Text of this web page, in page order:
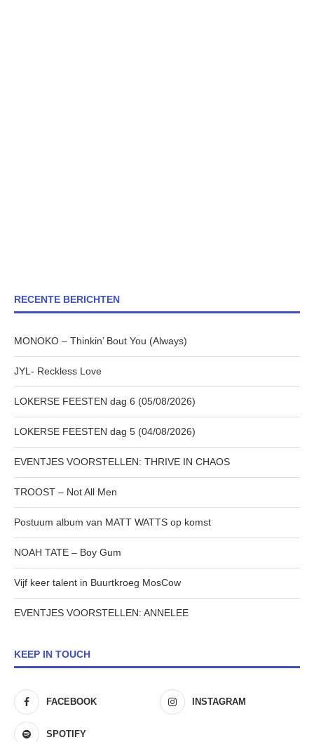
RECENTE BERICHTEN
MONOKO – Thinkin’ Bout You (Always)
JYL- Reckless Love
LOKERSE FEESTEN dag 6 (05/08/2026)
LOKERSE FEESTEN dag 5 (04/08/2026)
EVENTJES VOORSTELLEN: THRIVE IN CHAOS
TROOST – Not All Men
Postuum album van MATT WATTS op komst
NOAH TATE – Boy Gum
Vijf keer talent in Buurtkroeg MosCow
EVENTJES VOORSTELLEN: ANNELEE
KEEP IN TOUCH
FACEBOOK INSTAGRAM
SPOTIFY